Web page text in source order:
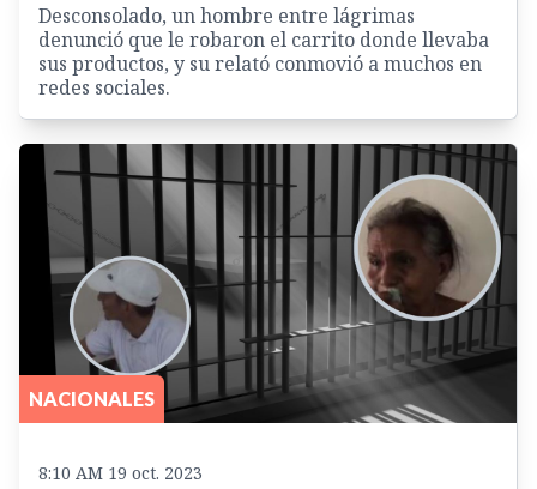
Desconsolado, un hombre entre lágrimas
denunció que le robaron el carrito donde llevaba
sus productos, y su relató conmovió a muchos en
redes sociales.
NACIONALES
8:10 AM 19 oct. 2023